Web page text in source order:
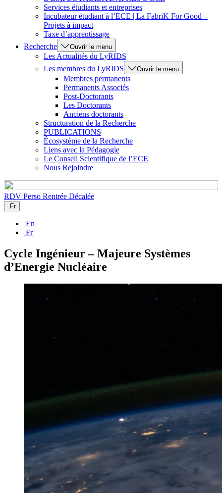
Services étudiants et entreprises
Incubateur étudiant à l’ECE | La FabriK For Good –
Projets à impact
Taxe d’apprentissage
Recherche
Ouvrir le menu
Les Actualités du LyRIDS
Les membres du LyRIDS
Ouvrir le menu
Membres permanents
Permanents Associés
Post-Doctorants
Les Doctorants
Anciens doctorants
Structuration de la Recherche
PUBLICATIONS
Écosystème de la Recherche
Liens avec la Pédagogie
Le Conseil Scientifique de l’ECE
Nous Rejoindre
RDV Perso Rentrée Décalée
Fr
En
Fr
Cycle Ingénieur – Majeure Systèmes
d’Energie Nucléaire